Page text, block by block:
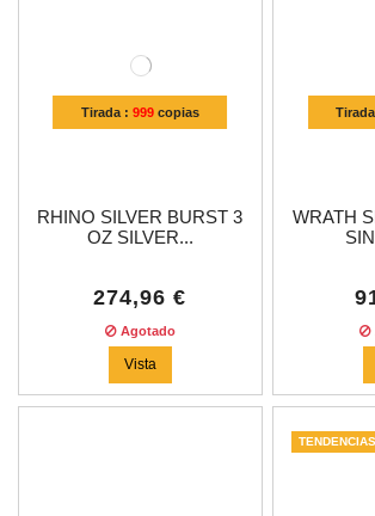
Tirada : 999copias
RHINO SILVER BURST 3
OZ SILVER...
274,96 €
Agotado
Vista
WRATH
TENDENCIAS